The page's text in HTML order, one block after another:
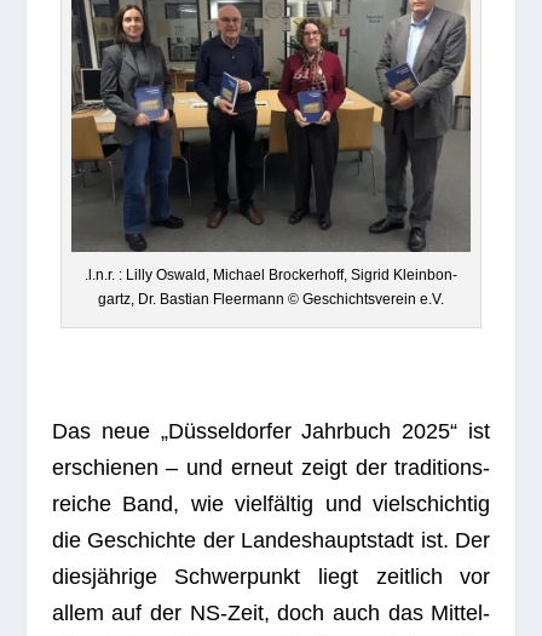
.l.n.r. : Lilly Oswald, Michael Bro­cker­hoff, Sig­rid Klein­bon­
gartz, Dr. Bas­tian Fleer­mann © Geschichts­ver­ein e.V.
Das neue „Düs­sel­dor­fer Jahr­buch 2025“ ist
erschie­nen – und erneut zeigt der tra­di­ti­ons­
rei­che Band, wie viel­fäl­tig und viel­schich­tig
die Geschichte der Lan­des­haupt­stadt ist. Der
dies­jäh­rige Schwer­punkt liegt zeit­lich vor
allem auf der NS-Zeit, doch auch das Mit­tel­